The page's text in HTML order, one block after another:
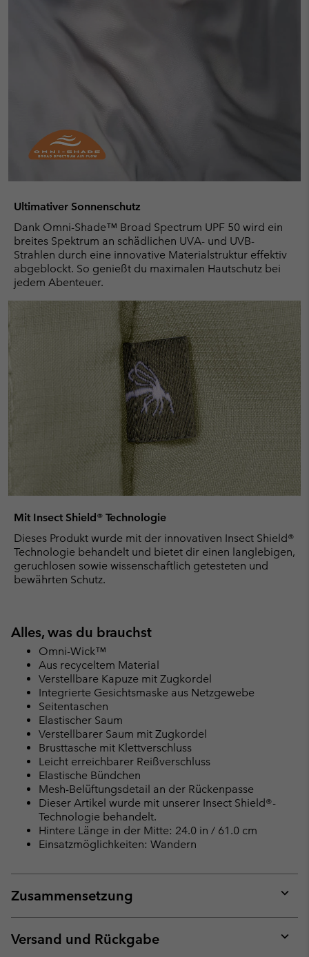
Ultimativer Sonnenschutz
Dank Omni-Shade™ Broad Spectrum UPF 50 wird ein
breites Spektrum an schädlichen UVA- und UVB-
Strahlen durch eine innovative Materialstruktur effektiv
abgeblockt. So genießt du maximalen Hautschutz bei
jedem Abenteuer.
Mit Insect Shield® Technologie
Dieses Produkt wurde mit der innovativen Insect Shield®
Technologie behandelt und bietet dir einen langlebigen,
geruchlosen sowie wissenschaftlich getesteten und
bewährten Schutz.
Alles, was du brauchst
Omni-Wick™
Aus recyceltem Material
Verstellbare Kapuze mit Zugkordel
Integrierte Gesichtsmaske aus Netzgewebe
Seitentaschen
Elastischer Saum
Verstellbarer Saum mit Zugkordel
Brusttasche mit Klettverschluss
Leicht erreichbarer Reißverschluss
Elastische Bündchen
Mesh-Belüftungsdetail an der Rückenpasse
Dieser Artikel wurde mit unserer Insect Shield®-
Technologie behandelt.
Hintere Länge in der Mitte: 24.0 in / 61.0 cm
Einsatzmöglichkeiten: Wandern
Zusammensetzung
or
Versand und Rückgabe